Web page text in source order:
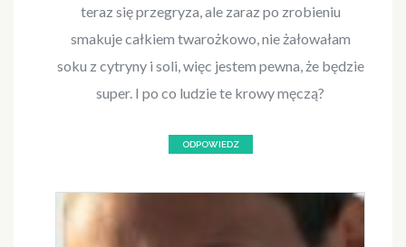
teraz się przegryza, ale zaraz po zrobieniu
smakuje całkiem twarożkowo, nie żałowałam
soku z cytryny i soli, więc jestem pewna, że będzie
super. I po co ludzie te krowy męczą?
ODPOWIEDZ